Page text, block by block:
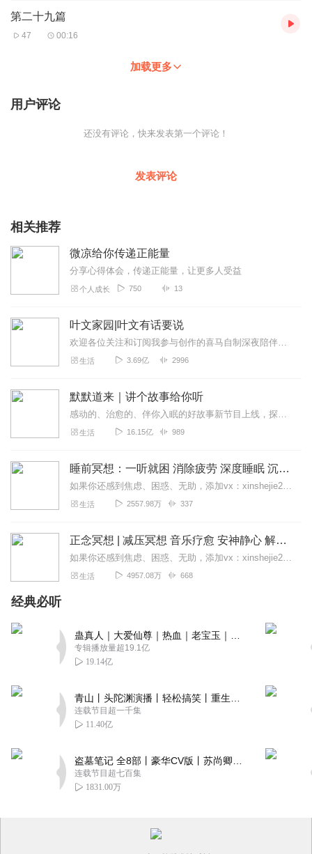
第二十九篇
47 00:16
加载更多
用户评论
还没有评论，快来发表第一个评论！
发表评论
相关推荐
微凉给你传递正能量
分享心得体会，传递正能量，让更多人受益
个人成长 750 13
叶文家园|叶文有话要说
欢迎各位关注和订阅我参与创作的喜马自制深夜陪伴谈话栏目《听你说·百态人声》【听你说·百态人声】每晚直播连线真实人间故事|叶文现场互动中|人间冷暖，抱团取暖每周...
生活 3.69亿 2996
默默道来｜讲个故事给你听
感动的、治愈的、伴你入眠的好故事新节目上线，探索现实世界的无尽魅力，追求对生活的真实记录《听见人间真相》（点击名称，直达专辑）网易人间故事集持续更新中，邀您关注...
生活 16.15亿 989
睡前冥想：一听就困 消除疲劳 深度睡眠 沉浸体验
如果你还感到焦虑、困惑、无助，添加vx：xinshejie2018、vx公众号：宣萱心伴，与主播宣萱开启心灵交流之旅，共建温暖的精神家园！如果你喜欢我的内容，请...
生活 2557.98万 337
正念冥想 | 减压冥想 音乐疗愈 安神静心 解郁降噪
如果你还感到焦虑、困惑、无助，添加vx：xinshejie2018、vx公众号：宣萱心伴，与主播宣萱开启心灵交流之旅，共建温暖的精神家园！如果你喜欢我的内容，请...
生活 4957.08万 668
经典必听
专辑播放量超19.1亿
19.14亿
连载节目超一千集
11.40亿
连载节目超七百集
1831.00万